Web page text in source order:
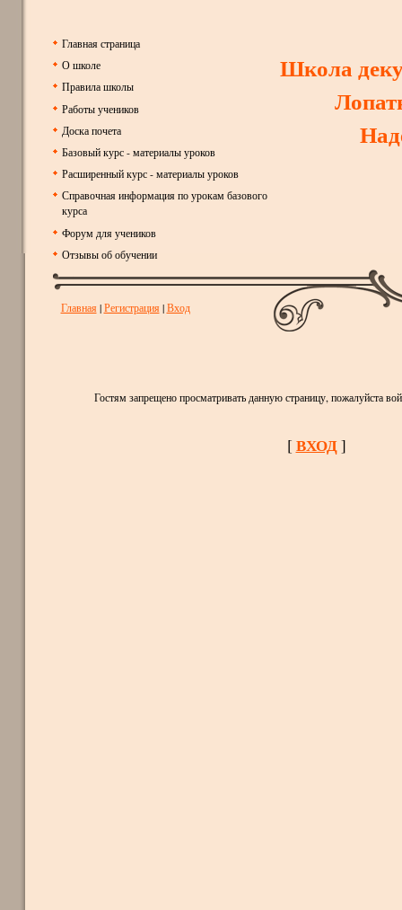
Главная страница
О школе
Правила школы
Работы учеников
Доска почета
Базовый курс - материалы уроков
Расширенный курс - материалы уроков
Справочная информация по урокам базового
курса
Форум для учеников
Отзывы об обучении
Школа
Главная |Регистрация |Вход
Гостям запрещено просматривать данную страницу, пожалуйста
[ ВХОД]